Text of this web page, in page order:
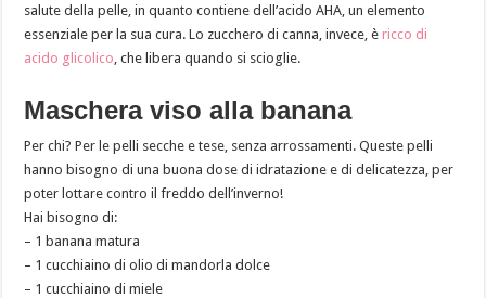
salute della pelle, in quanto contiene dell’acido AHA, un elemento
essenziale per la sua cura. Lo zucchero di canna, invece, èricco di
acido glicolico , che libera quando si scioglie.
Maschera viso alla banana
Per chi? Per le pelli secche e tese, senza arrossamenti. Queste pelli
hanno bisogno di una buona dose di idratazione e di delicatezza, per
poter lottare contro il freddo dell’inverno!
Hai bisogno di:
– 1 banana matura
– 1 cucchiaino di olio di mandorla dolce
– 1 cucchiaino di miele